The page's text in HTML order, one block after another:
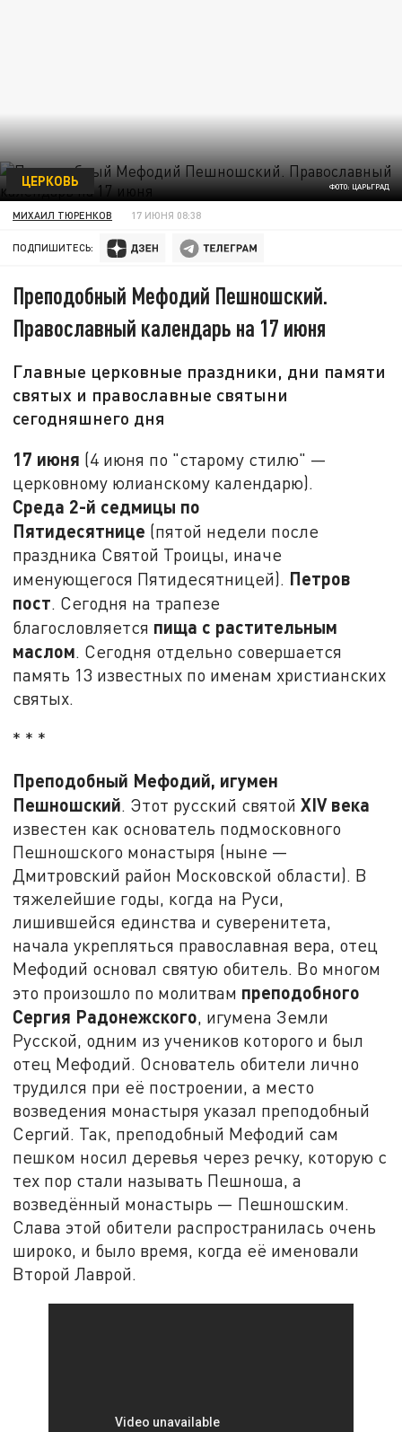
ФОТО: ЦАРЬГРАД
ЦЕРКОВЬ
МИХАИЛ ТЮРЕНКОВ 17 ИЮНЯ 08:38
ПОДПИШИТЕСЬ:
Преподобный Мефодий Пешношский.
Православный календарь на 17 июня
Главные церковные праздники, дни памяти
святых и православные святыни
сегодняшнего дня
17 июня (4 июня по "старому стилю" —
церковному юлианскому календарю).
Среда 2-й седмицы по
Пятидесятнице (пятой недели после
праздника Святой Троицы, иначе
именующегося Пятидесятницей). Петров
пост. Сегодня на трапезе
благословляется пища с растительным
маслом. Сегодня отдельно совершается
память 13 известных по именам христианских
святых.
* * *
Преподобный Мефодий, игумен
Пешношский. Этот русский святойXIVвека
известен как основатель подмосковного
Пешношского монастыря (ныне —
Дмитровский район Московской области). В
тяжелейшие годы, когда на Руси,
лишившейся единства и суверенитета,
начала укрепляться православная вера, отец
Мефодий основал святую обитель. Во многом
это произошло по молитвам преподобного
Сергия Радонежского, игумена Земли
Русской, одним из учеников которого и был
отец Мефодий. Основатель обители лично
трудился при её построении, а место
возведения монастыря указал преподобный
Сергий. Так, преподобный Мефодий сам
пешком носил деревья через речку, которую с
тех пор стали называть Пешноша, а
возведённый монастырь — Пешношским.
Слава этой обители распространилась очень
широко, и было время, когда её именовали
Второй Лаврой.